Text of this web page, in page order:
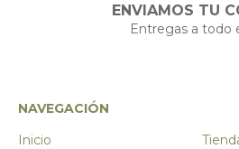
ENVIAMOS TU
Entregas a todo
NAVEGACIÓN
Inicio